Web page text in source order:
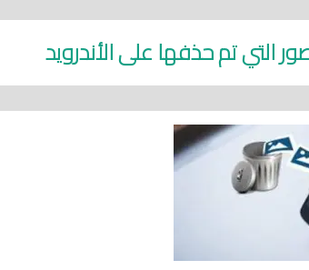
التي تم حذفها على الأندرويد